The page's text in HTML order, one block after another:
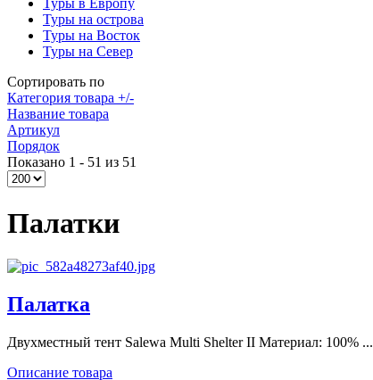
Туры в Европу
Туры на острова
Туры на Восток
Туры на Север
Сортировать по
Категория товара +/-
Название товара
Артикул
Порядок
Показано 1 - 51 из 51
Палатки
Палатка
Двухместный тент Salewa Multi Shelter II Материал: 100% ...
Описание товара